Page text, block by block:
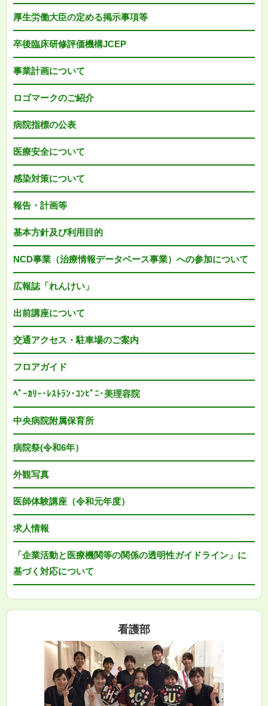
厚生労働大臣の定める掲示事項等
卒後臨床研修評価機構JCEP
事業計画について
ロゴマークのご紹介
病院指標の公表
医療安全について
感染対策について
報告・計画等
基本方針及び利用目的
NCD事業（治療情報データベース事業）への参加について
広報誌「れんけい」
出前講座について
交通アクセス・駐車場のご案内
フロアガイド
ﾍﾞｰｶﾘｰ･ﾚｽﾄﾗﾝ･ｺﾝﾋﾞﾆ･美理容院
中央病院附属保育所
病院祭(令和6年）
外観写真
医師体験講座（令和元年度）
求人情報
「企業活動と医療機関等の関係の透明性ガイドライン」に
基づく対応について
看護部